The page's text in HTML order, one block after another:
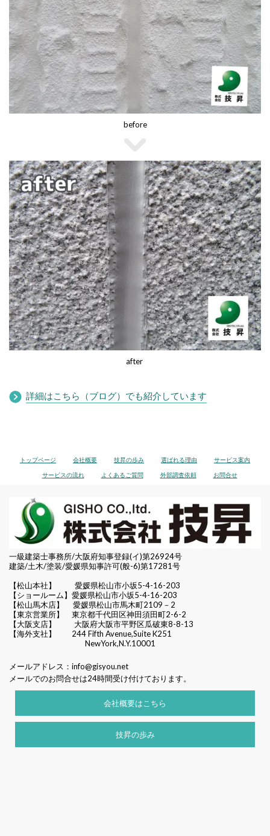
before
after
詳細はこちら（ブログ）でも紹介しています
トップページ 会社概要 技昇の歩み 選ばれる理由 サービス案内
サービスの流れ よくあるご質問 外部調査依頼 お問合せ
一級建築士事務所/大阪府知事登録(イ)第26924号
建築/土木/塗装/愛媛県知事許可(般-6)第17281号
【松山本社】
愛媛県松山市小坂5-4-16-203
【ショールーム】愛媛県松山市小坂5-4-16-203
【松山馬木店】 愛媛県松山市馬木町2109－2
【東京営業所】 東京都千代田区神田須田町2-6-2
【大阪支店】 大阪府大阪市平野区瓜破東8-8-13
【海外支社】 244 Fifth Avenue,Suite K251
NewYork,N.Y.10001
メールアドレス： info@gisyou.net
メールでのお問合せは24時間受け付けております。
会社概要はこちら
技昇の歩み